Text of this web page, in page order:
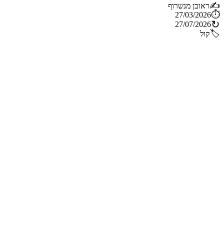
✍️ראובן מנשרוף
⏱️
27/03/2026
↻
27/07/2026
🏷️קול